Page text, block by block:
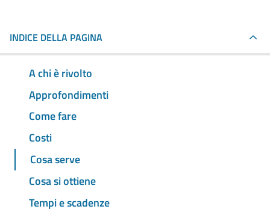
INDICE DELLA PAGINA
A chi è rivolto
Approfondimenti
Come fare
Costi
Cosa serve
Cosa si ottiene
Tempi e scadenze